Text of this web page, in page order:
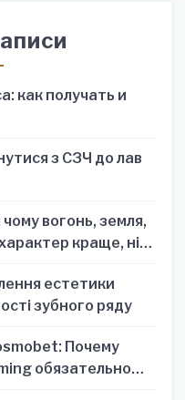
как получать и
з СЗЧ до лав
чому вогонь, земля,
краще, ніж
естетики
зубного ряду
Почему
обязательно